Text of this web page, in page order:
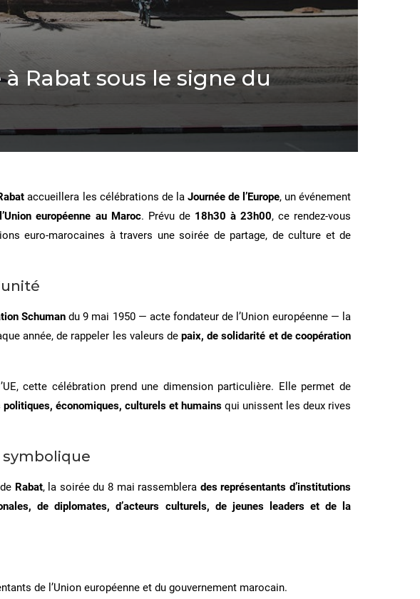
Rabat sous le signe du
accueillera les célébrations de la Journée de l’Europe, un événement
européenne au Maroc. Prévu de 18h30 à 23h00, ce rendez-vous
euro-marocaines à travers une soirée de partage, de culture et de
Schumandu 9 mai 1950 — acte fondateur de l’Union européenne — la
année, de rappeler les valeurs depaix, de solidarité et de coopération
cette célébration prend une dimension particulière. Elle permet de
politiques, économiques, culturels et humains qui unissent les deux rives
Rabat, la soirée du 8 mai rassemblera des représentants d’institutions
de diplomates, d’acteurs culturels, de jeunes leaders et de la
de l’Union européenne et du gouvernement marocain.